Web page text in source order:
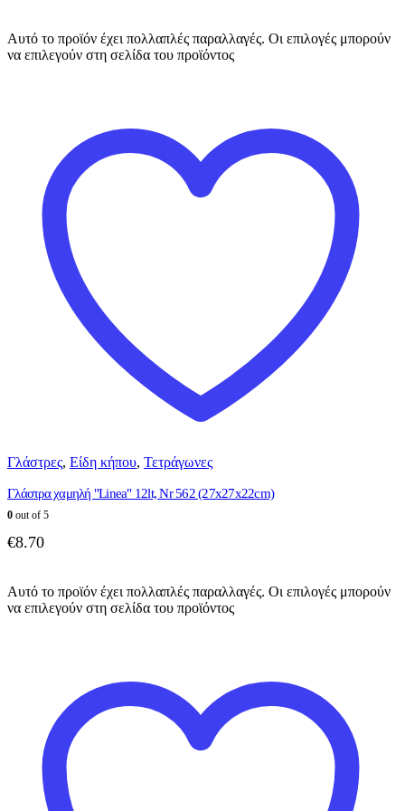
Αυτό το προϊόν έχει πολλαπλές παραλλαγές. Οι επιλογές μπορούν
να επιλεγούν στη σελίδα του προϊόντος
Γλάστρες, Είδη κήπου, Τετράγωνες
Γλάστρα χαμηλή "Linea" 12lt, Nr 562 (27x27x22cm)
0 out of 5
€8.70
Αυτό το προϊόν έχει πολλαπλές παραλλαγές. Οι επιλογές μπορούν
να επιλεγούν στη σελίδα του προϊόντος